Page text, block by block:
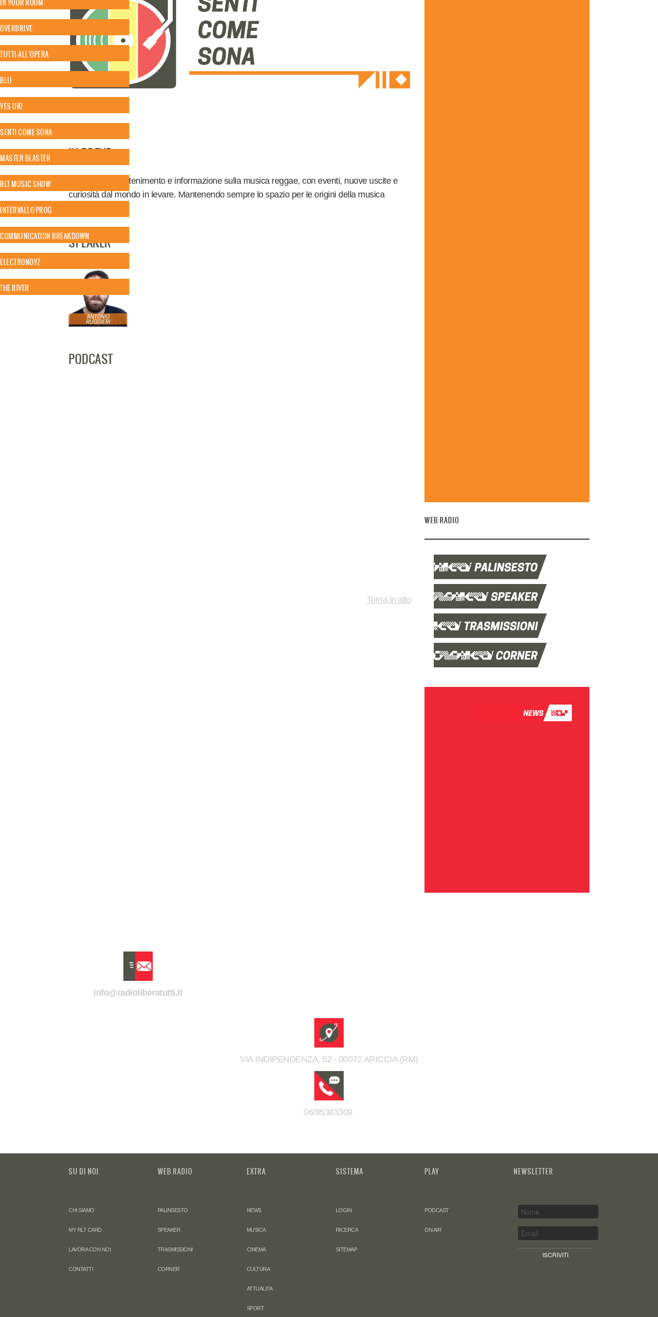
IN BREVE
Il portale di intrattenimento e informazione sulla musica reggae, con eventi, nuove uscite e
curiosità dal mondo in levare. Mantenendo sempre lo spazio per le origini della musica
SPEAKER
PODCAST
Torna in alto
IN YOUR ROOM
OVERDRIVE
TUTTI-ALL'OPERA
BLU
YES UK!
SENTI COME SONA
MASTER BLASTER
RLT MUSIC SHOW
INTERVALLO PROG
COMMUNICATION BREAKDOWN
ELECTRONOYZ
THE RIVER
WEB RADIO
info@radioliberatutti.it
VIA INDIPENDENZA, 52 - 00072 ARICCIA (RM)
06/85383309
SU DI NOI
CHI SIAMO
MY RLT CARD
LAVORA CON NOI
CONTATTI
WEB RADIO
PALINSESTO
SPEAKER
TRASMISSIONI
CORNER
EXTRA
NEWS
MUSICA
CINEMA
CULTURA
ATTUALITA
SPORT
SISTEMA
LOGIN
RICERCA
SITEMAP
PLAY
PODCAST
ON AIR
NEWSLETTER